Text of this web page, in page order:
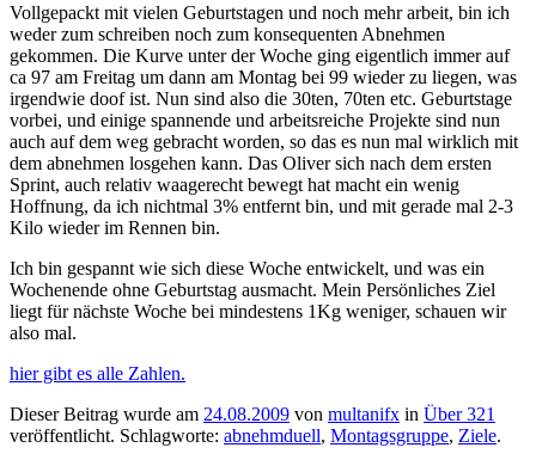
Vollgepackt mit vielen Geburtstagen und noch mehr arbeit, bin ich
weder zum schreiben noch zum konsequenten Abnehmen
gekommen. Die Kurve unter der Woche ging eigentlich immer auf
ca 97 am Freitag um dann am Montag bei 99 wieder zu liegen, was
irgendwie doof ist. Nun sind also die 30ten, 70ten etc. Geburtstage
vorbei, und einige spannende und arbeitsreiche Projekte sind nun
auch auf dem weg gebracht worden, so das es nun mal wirklich mit
dem abnehmen losgehen kann. Das Oliver sich nach dem ersten
Sprint, auch relativ waagerecht bewegt hat macht ein wenig
Hoffnung, da ich nichtmal 3% entfernt bin, und mit gerade mal 2-3
Kilo wieder im Rennen bin.
Ich bin gespannt wie sich diese Woche entwickelt, und was ein
Wochenende ohne Geburtstag ausmacht. Mein Persönliches Ziel
liegt für nächste Woche bei mindestens 1Kg weniger, schauen wir
also mal.
hier gibt es alle Zahlen.
Dieser Beitrag wurde am 24.08.2009 von multanifx in Über 321
veröffentlicht. Schlagworte: abnehmduell, Montagsgruppe, Ziele.